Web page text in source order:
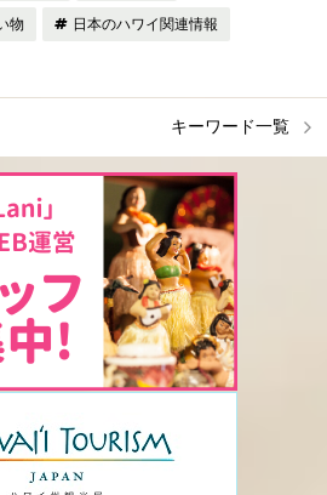
物 日本のハワイ関連情報
キーワード一覧